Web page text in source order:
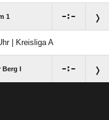
1 :
| Kreisliga A
I :